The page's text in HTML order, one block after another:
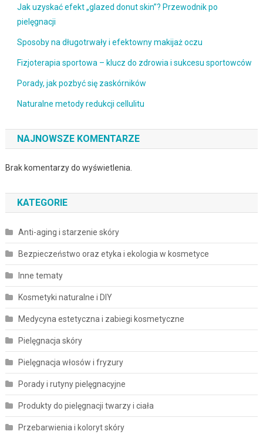
Jak uzyskać efekt „glazed donut skin”? Przewodnik po
pielęgnacji
Sposoby na długotrwały i efektowny makijaż oczu
Fizjoterapia sportowa – klucz do zdrowia i sukcesu sportowców
Porady, jak pozbyć się zaskórników
Naturalne metody redukcji cellulitu
NAJNOWSZE KOMENTARZE
Brak komentarzy do wyświetlenia.
KATEGORIE
Anti-aging i starzenie skóry
Bezpieczeństwo oraz etyka i ekologia w kosmetyce
Inne tematy
Kosmetyki naturalne i DIY
Medycyna estetyczna i zabiegi kosmetyczne
Pielęgnacja skóry
Pielęgnacja włosów i fryzury
Porady i rutyny pielęgnacyjne
Produkty do pielęgnacji twarzy i ciała
Przebarwienia i koloryt skóry